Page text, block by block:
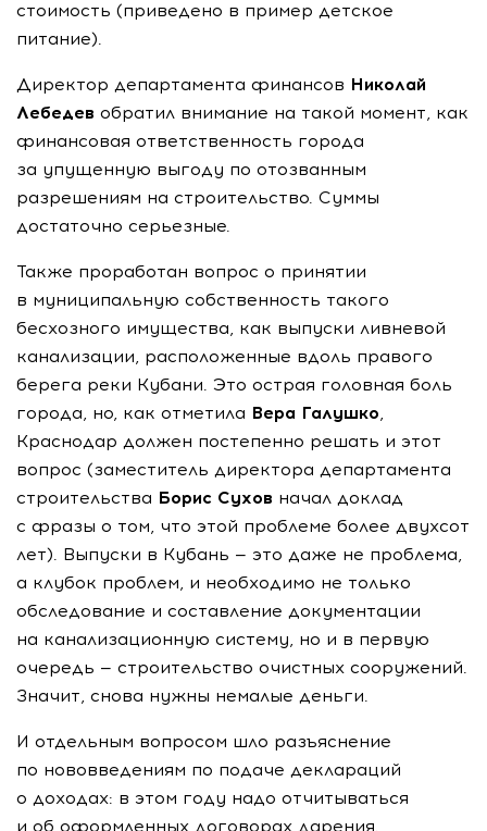
стоимость (приведено в пример детское
питание).
Директор департамента финансов Николай
Лебедев обратил внимание на такой момент, как
финансовая ответственность города
за упущенную выгоду по отозванным
разрешениям на строительство. Суммы
достаточно серьезные.
Также проработан вопрос о принятии
в муниципальную собственность такого
бесхозного имущества, как выпуски ливневой
канализации, расположенные вдоль правого
берега реки Кубани. Это острая головная боль
города, но, как отметила Вера Галушко,
Краснодар должен постепенно решать и этот
вопрос (заместитель директора департамента
строительства Борис Сухов начал доклад
с фразы о том, что этой проблеме более двухсот
лет). Выпуски в Кубань — это даже не проблема,
а клубок проблем, и необходимо не только
обследование и составление документации
на канализационную систему, но и в первую
очередь — строительство очистных сооружений.
Значит, снова нужны немалые деньги.
И отдельным вопросом шло разъяснение
по нововведениям по подаче деклараций
о доходах: в этом году надо отчитываться
и об оформленных договорах дарения.